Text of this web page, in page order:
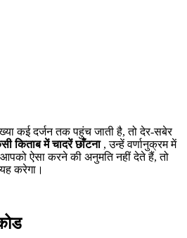
कई दर्जन तक पहुंच जाती है, तो देर-सबेर
किताब में चादरें छाँटना , उन्हें वर्णानुक्रम में
ऐसा करने की अनुमति नहीं देते हैं, तो
करेगा।